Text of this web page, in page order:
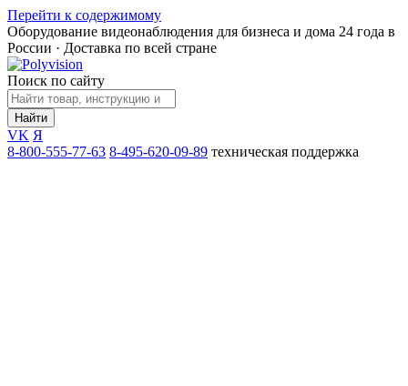
Перейти к содержимому
Оборудование видеонаблюдения для бизнеса и дома 24 года в
России · Доставка по всей стране
Поиск по сайту
Найти
VK Я
8-800-555-77-63 8-495-620-09-89 техническая поддержка